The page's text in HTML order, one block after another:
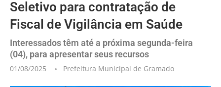
Seletivo para contratação de
Fiscal de Vigilância em Saúde
Interessados têm até a próxima segunda-feira
(04), para apresentar seus recursos
01/08/2025 Prefeitura Municipal de Gramado